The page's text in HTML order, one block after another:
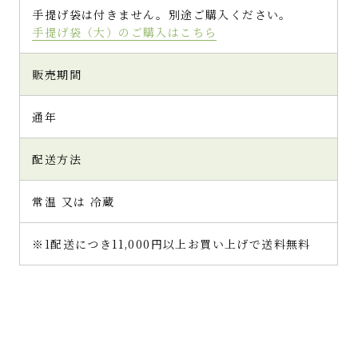
手提げ袋は付きません。別途ご購入ください。
手提げ袋（大）のご購入はこちら
販売期間
通年
配送方法
常温 又は 冷蔵
※1配送につき11,000円以上お買い上げで送料無料